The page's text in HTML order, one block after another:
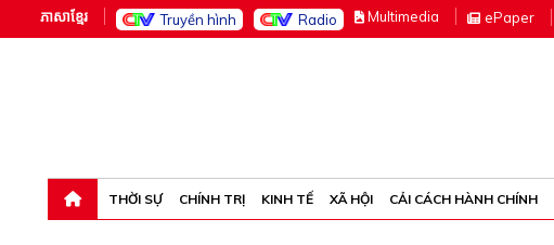
ភាសាខ្មែរ Truyền hình Radio Multimedia ePaper
THỜI SỰ CHÍNH TRỊ KINH TẾ XÃ HỘI CẢI CÁCH HÀNH CHÍNH